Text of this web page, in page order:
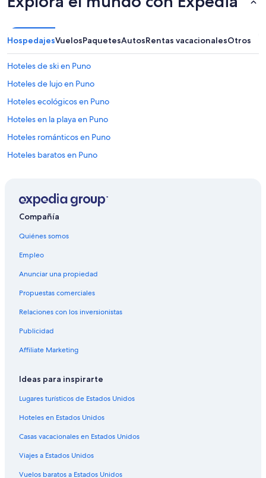
HospedajesVuelosPaquetesAutosRentas vacacionalesOtros
Hoteles de ski en Puno
Hoteles de lujo en Puno
Hoteles ecológicos en Puno
Hoteles en la playa en Puno
Hoteles románticos en Puno
Hoteles baratos en Puno
Hoteles con desayuno incluido en Puno
Hoteles con hidromasaje en Puno
Hoteles con traslado del/al aeropuerto en Puno
Hoteles 3 estrellas en Ácora
Hoteles 4 estrellas en Ácora
Hoteles en Ácora
Hoteles en Chucuito
Casas flotantes en Ichu
Hoteles históricos en Ichu
Hoteles en Ichu
Hoteles cerca de Plaza de Armas de Chucuito
Hoteles cerca de Universidad Nacional del Altiplano
Hoteles cerca de Plaza de Armas de Puno
Compañía
Quiénes somos
Empleo
Anunciar una propiedad
Propuestas comerciales
Relaciones con los inversionistas
Publicidad
Affiliate Marketing
Ideas para inspirarte
Lugares turísticos de Estados Unidos
Hoteles en Estados Unidos
Casas vacacionales en Estados Unidos
Viajes a Estados Unidos
Vuelos baratos a Estados Unidos